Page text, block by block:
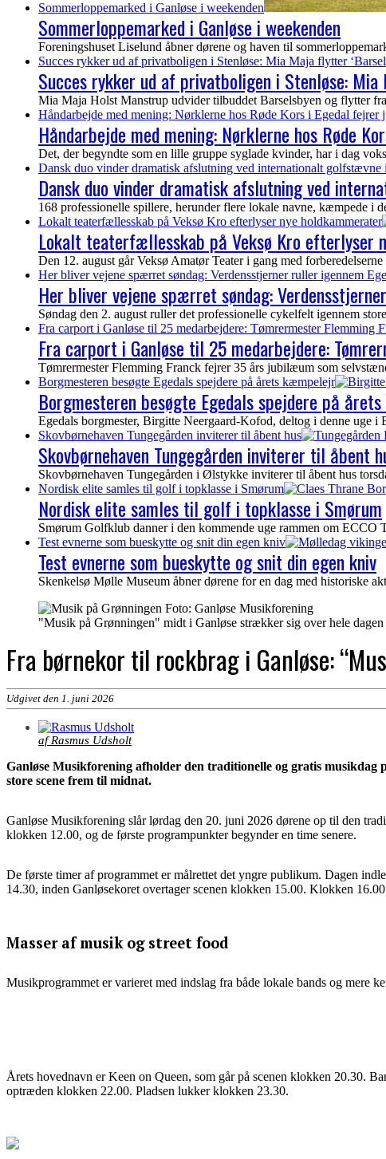
Sommerloppemarked i Ganløse i weekenden
Sommerloppemarked i Ganløse i weekenden
Foreningshuset Liselund åbner dørene og haven til
Succes rykker ud af privatboligen i Stenløse: Mia Maja flytter
Succes rykker ud af privatboligen i Stenløse:
Mia Maja Holst Manstrup udvider tilbuddet Barselsbyen og flytter
Håndarbejde med mening: Nørklerne hos Røde Kors i Egedal fejrer
Håndarbejde med mening: Nørklerne hos Røde
Det, der begyndte som en lille gruppe syglade kvinder, har i dag
Dansk duo vinder dramatisk afslutning ved internationalt golfstævne
Dansk duo vinder dramatisk afslutning ved
168 professionelle spillere, herunder flere lokale navne, kæmpede i
Lokalt teaterfællesskab på Veksø Kro efterlyser nye holdkammerater
Lokalt teaterfællesskab på Veksø Kro efterlyser
Den 12. august går Veksø Amatør Teater i gang med
Her bliver vejene spærret søndag: Verdensstjerner ruller igennem
Her bliver vejene spærret søndag:
Søndag den 2. august ruller det professionelle cykelfelt igennem
Fra carport i Ganløse til 25 medarbejdere: Tømrermester Flemming
Fra carport i Ganløse til 25 medarbejdere:
Tømrermester Flemming Franck fejrer 35 års jubilæum som
Borgmesteren besøgte Egedals spejdere på årets kæmpelejr
Borgmesteren besøgte Egedals spejdere på
Egedals borgmester, Birgitte Neergaard-Kofod, deltog i denne uge i
Skovbørnehaven Tungegården inviterer til åbent hus
Skovbørnehaven Tungegården inviterer til åbent
Skovbørnehaven Tungegården i Ølstykke inviterer til åbent hus
Nordisk elite samles til golf i topklasse i Smørum
Nordisk elite samles til golf i topklasse i Smørum
Smørum Golfklub danner i den kommende uge rammen om ECCO
Test evnerne som bueskytte og snit din egen kniv
Test evnerne som bueskytte og snit din egen kniv
Skenkelsø Mølle Museum åbner dørene for en dag med historiske
"Musik på Grønningen" midt i Ganløse strækker sig over hele
Fra børnekor til rockbrag i Ganløse:
Udgivet den 1. juni 2026
af Rasmus Udsholt
Ganløse Musikforening afholder den traditionelle og gratis
store scene frem til midnat.
Ganløse Musikforening slår lørdag den 20. juni 2026 dørene op til den
klokken 12.00, og de første programpunkter begynder en time senere.
De første timer af programmet er målrettet det yngre publikum. Dagen
14.30, inden Ganløsekoret overtager scenen klokken 15.00. Klokken
Masser af musik og street food
Musikprogrammet er varieret med indslag fra både lokale bands og
Årets hovednavn er Keen on Queen, som går på scenen klokken 20.30.
optræden klokken 22.00. Pladsen lukker klokken 23.30.